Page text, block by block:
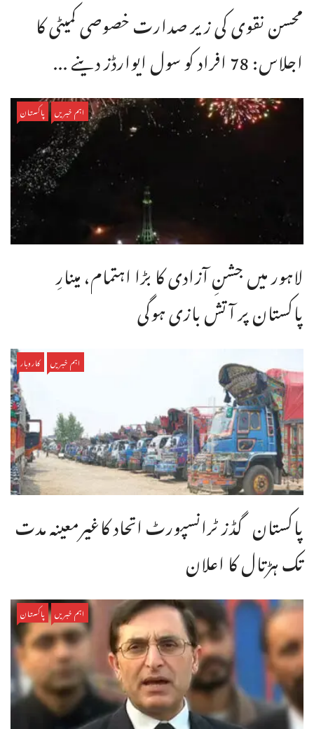
محسن نقوی کی زیر صدارت خصوصی کمیٹی کا
اجلاس: 78 افراد کو سول ایوارڈز دینے ...
اہم خبریں پاکستان
لاہور میں جشنِ آزادی کا بڑا اہتمام، مینارِ
پاکستان پر آتش بازی ہوگی
اہم خبریں کاروبار
پاکستان گڈز ٹرانسپورٹ اتحاد کاغیرمعینہ مدت
تک ہڑتال کا اعلان
اہم خبریں پاکستان